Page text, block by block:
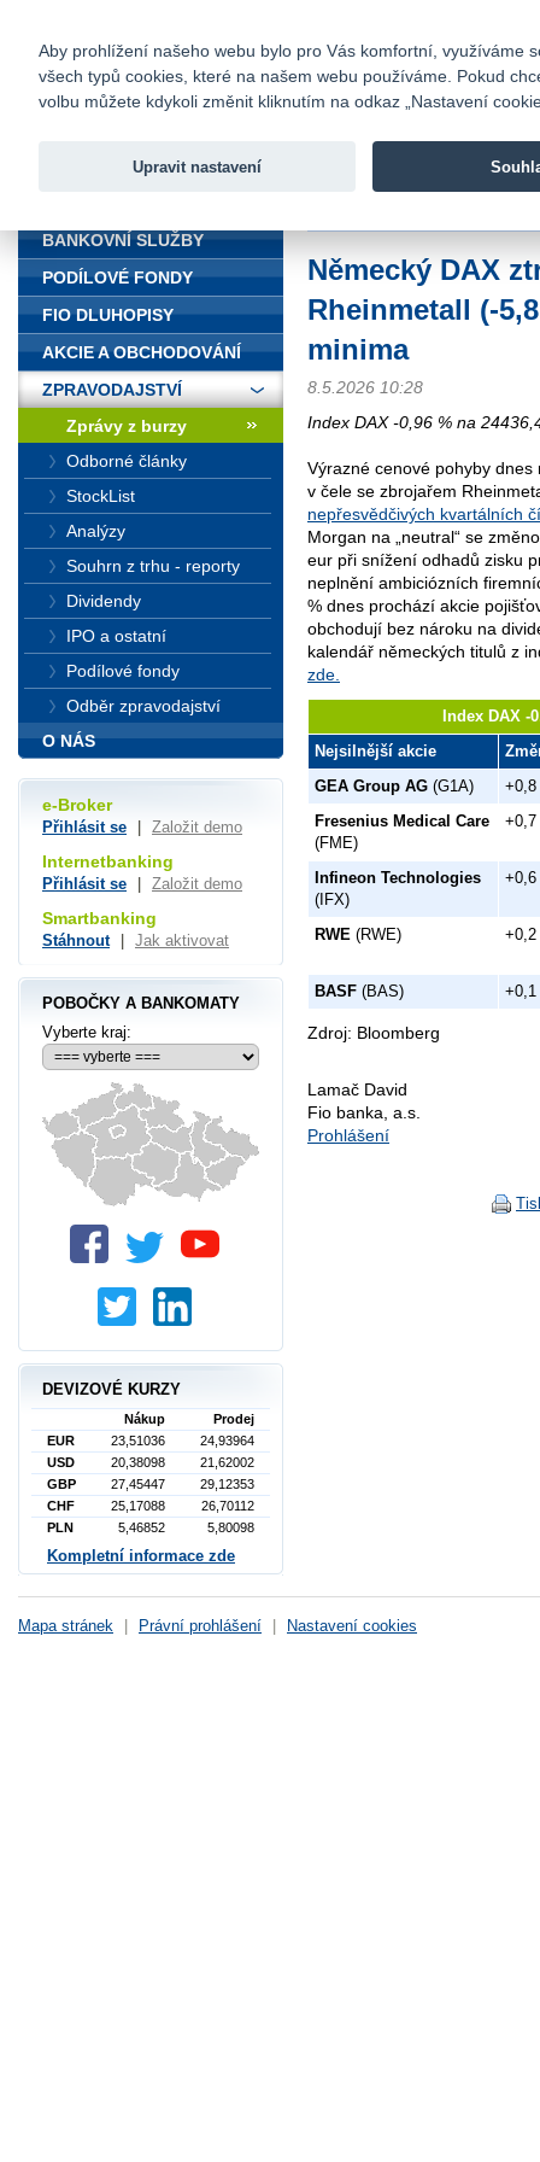
Fio banka
Fio banka
Německý DAX
Rheinmetall (-
minima
8.5.2026 10:28
Index DAX -0,96 % na
Výrazné cenové pohyby
v čele se zbrojařem
nepřesvědčivých kvartálních
Morgan na „neutral“ se
eur při snížení odhadů zisku
neplnění ambiciózních
% dnes prochází akcie
obchodují bez nároku na
kalendář německých titulů z
zde.
Index DAX -
Nejsilnější akcie
GEA Group AG (G1A)
+0,8
Fresenius Medical Care
(FME)
+0,7
Infineon Technologies
(IFX)
+0,6
RWE (RWE) +0,2
BASF (BAS) +0,1
Zdroj: Bloomberg
Lamač David
Fio banka, a.s.
Prohlášení
BANKOVNÍ SLUŽBY
PODÍLOVÉ FONDY
FIO DLUHOPISY
AKCIE A OBCHODOVÁNÍ
ZPRAVODAJSTVÍ
Zprávy z burzy
Odborné články
StockList
Analýzy
Souhrn z trhu - reporty
Dividendy
IPO a ostatní
Podílové fondy
Odběr zpravodajství
O NÁS
e-Broker
Přihlásit se Založit demo
Internetbanking
Přihlásit se Založit demo
Smartbanking
Stáhnout Jak aktivovat
POBOČKY A BANKOMATY
Vyberte kraj:
DEVIZOVÉ KURZY
Nákup
Prodej
EUR
23,51036
24,93964
USD
20,38098
21,62002
GBP
27,45447
29,12353
CHF
25,17088
26,70112
PLN
5,46852 5,80098
Kompletní informace zde
Mapa stránek Právní prohlášení Nastavení cookies
Aby prohlížení našeho webu bylo pro Vás komfortní, využíváme
všech typů cookies, které na našem webu používáme. Pokud
volbu můžete kdykoli změnit kliknutím na odkaz „Nastavení
Upravit nastavení